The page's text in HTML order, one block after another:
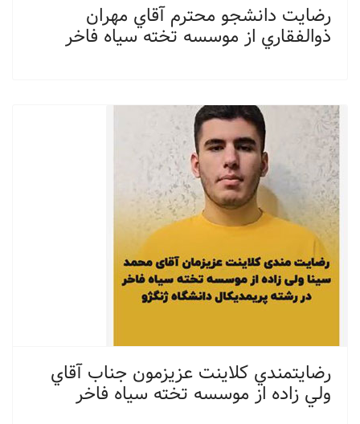
رضايت دانشجو محترم آقاي مهران
ذوالفقاري از موسسه تخته سياه فاخر
رضايتمندي كلاينت عزيزمون جناب آقاي
ولي زاده از موسسه تخته سياه فاخر